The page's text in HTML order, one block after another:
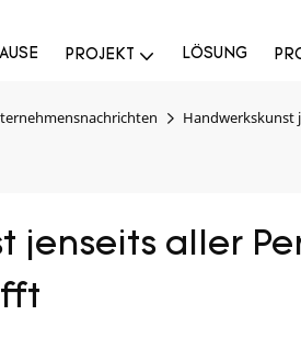
PROJEKT LÖSUNG
Handwerkskunst
jenseits aller